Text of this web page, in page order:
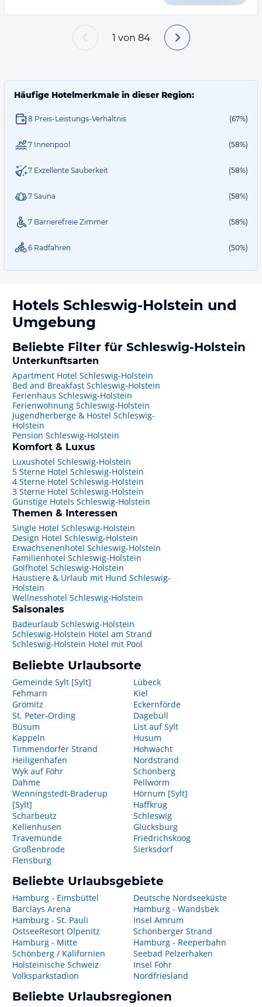
1 von 84
Häufige Hotelmerkmale in dieser Region:
8 Preis-Leistungs-Verhältnis (67%)
7 Innenpool (58%)
7 Exzellente Sauberkeit (58%)
7 Sauna (58%)
7 Barrierefreie Zimmer (58%)
6 Radfahren (50%)
Hotels Schleswig-Holstein und
Umgebung
Beliebte Filter für Schleswig-Holstein
Unterkunftsarten
Apartment Hotel Schleswig-Holstein
Bed and Breakfast Schleswig-Holstein
Ferienhaus Schleswig-Holstein
Ferienwohnung Schleswig-Holstein
Jugendherberge & Hostel Schleswig-
Holstein
Pension Schleswig-Holstein
Komfort & Luxus
Luxushotel Schleswig-Holstein
5 Sterne Hotel Schleswig-Holstein
4 Sterne Hotel Schleswig-Holstein
3 Sterne Hotel Schleswig-Holstein
Günstige Hotels Schleswig-Holstein
Themen & Interessen
Single Hotel Schleswig-Holstein
Design Hotel Schleswig-Holstein
Erwachsenenhotel Schleswig-Holstein
Familienhotel Schleswig-Holstein
Golfhotel Schleswig-Holstein
Haustiere & Urlaub mit Hund Schleswig-
Holstein
Wellnesshotel Schleswig-Holstein
Saisonales
Badeurlaub Schleswig-Holstein
Schleswig-Holstein Hotel am Strand
Schleswig-Holstein Hotel mit Pool
Beliebte Urlaubsorte
Gemeinde Sylt [Sylt]
Fehmarn
Grömitz
St. Peter-Ording
Büsum
Kappeln
Timmendorfer Strand
Heiligenhafen
Wyk auf Föhr
Dahme
Wenningstedt-Braderup
[Sylt]
Scharbeutz
Kellenhusen
Travemünde
Großenbrode
Flensburg
Lübeck
Kiel
Eckernförde
Dagebüll
List auf Sylt
Husum
Hohwacht
Nordstrand
Schönberg
Pellworm
Hörnum [Sylt]
Haffkrug
Schleswig
Glücksburg
Friedrichskoog
Sierksdorf
Beliebte Urlaubsgebiete
Hamburg - Eimsbüttel
Barclays Arena
Hamburg - St. Pauli
OstseeResort Olpenitz
Hamburg - Mitte
Schönberg / Kalifornien
Holsteinische Schweiz
Volksparkstadion
Deutsche Nordseeküste
Hamburg - Wandsbek
Insel Amrum
Schönberger Strand
Hamburg - Reeperbahn
Seebad Pelzerhaken
Insel Föhr
Nordfriesland
Beliebte Urlaubsregionen